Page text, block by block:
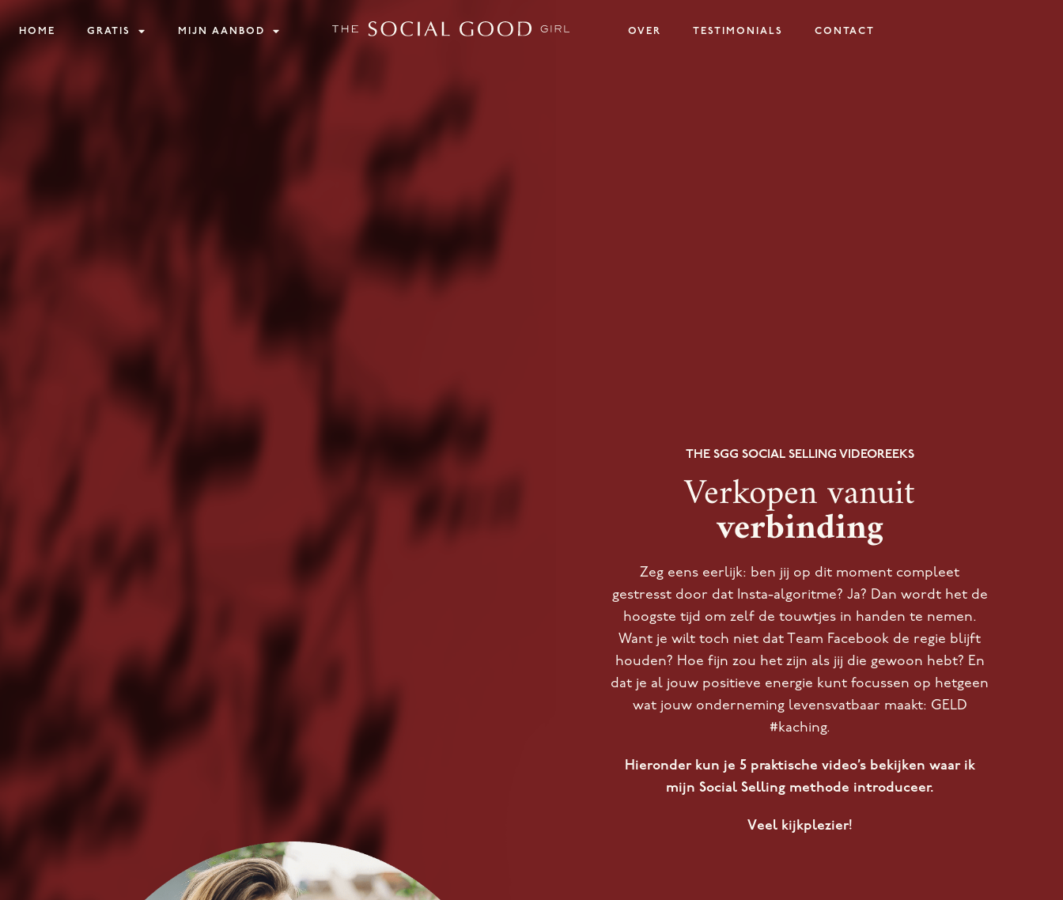
HOME GRATIS MIJN AANBOD OVER TESTIMONIALS CONTACT
THE SGG SOCIAL SELLING VIDEOREEKS​
Verkopen vanuit
verbinding
Zeg eens eerlijk: ben jij op dit moment compleet
gestresst door dat Insta-algoritme? Ja? Dan wordt het de
hoogste tijd om zelf de touwtjes in handen te nemen.
Want je wilt toch niet dat Team Facebook de regie blijft
houden? Hoe fijn zou het zijn als jij die gewoon hebt? En
dat je al jouw positieve energie kunt focussen op hetgeen
wat jouw onderneming levensvatbaar maakt: GELD
#kaching.
Hieronder kun je 5 praktische video’s bekijken waar ik
mijn Social Selling methode introduceer.
Veel kijkplezier!